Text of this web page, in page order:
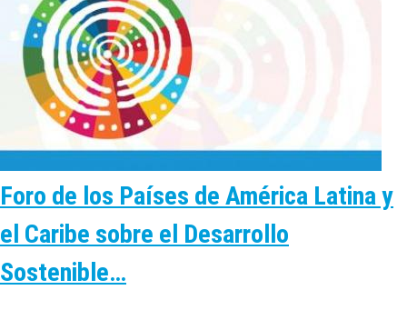
Foro de los Países de América Latina y
el Caribe sobre el Desarrollo
Sostenible…